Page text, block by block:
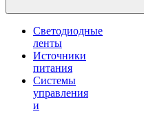
Светодиодные
ленты
Источники
питания
Системы
управления
и